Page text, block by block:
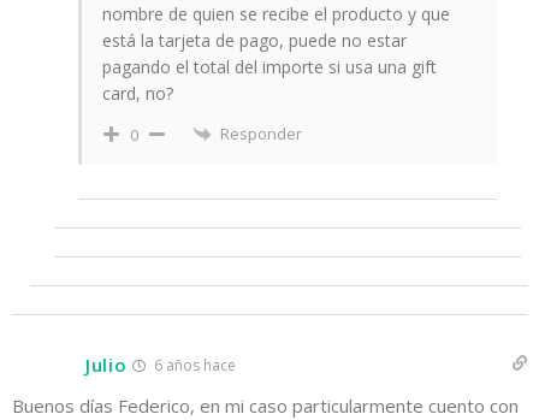
nombre de quien se recibe el producto y que
está la tarjeta de pago, puede no estar
pagando el total del importe si usa una gift
card, no?
0 Responder
Julio 6 años hace
Buenos días Federico, en mi caso particularmente cuento con